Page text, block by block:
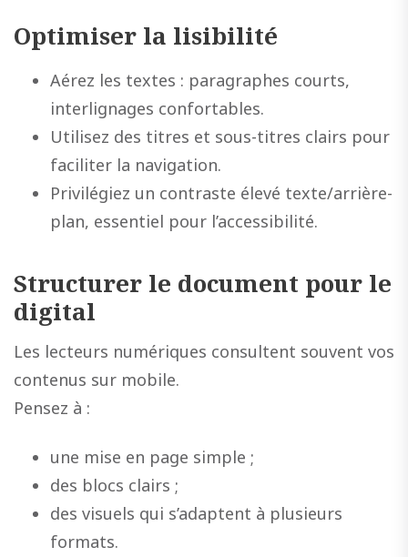
Optimiser la lisibilité
Aérez les textes : paragraphes courts,
interlignages confortables.
Utilisez des titres et sous-titres clairs pour
faciliter la navigation.
Privilégiez un contraste élevé texte/arrière-
plan, essentiel pour l’accessibilité.
Structurer le document pour le
digital
Les lecteurs numériques consultent souvent vos
contenus sur mobile.
Pensez à :
une mise en page simple ;
des blocs clairs ;
des visuels qui s’adaptent à plusieurs
formats.